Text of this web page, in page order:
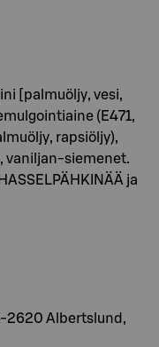
[palmuöljy, vesi,
(E471,
rapsiöljy),
vaniljan-siemenet.
ja
2620 Albertslund,